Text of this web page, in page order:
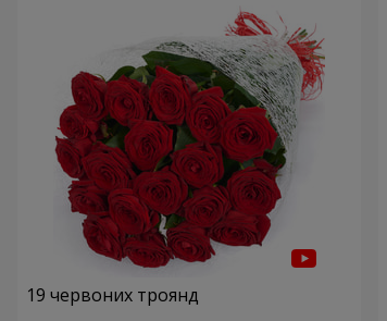
19 червоних троянд